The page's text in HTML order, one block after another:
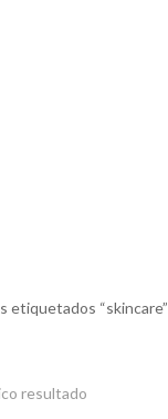
etiquetados “skincare”
resultado